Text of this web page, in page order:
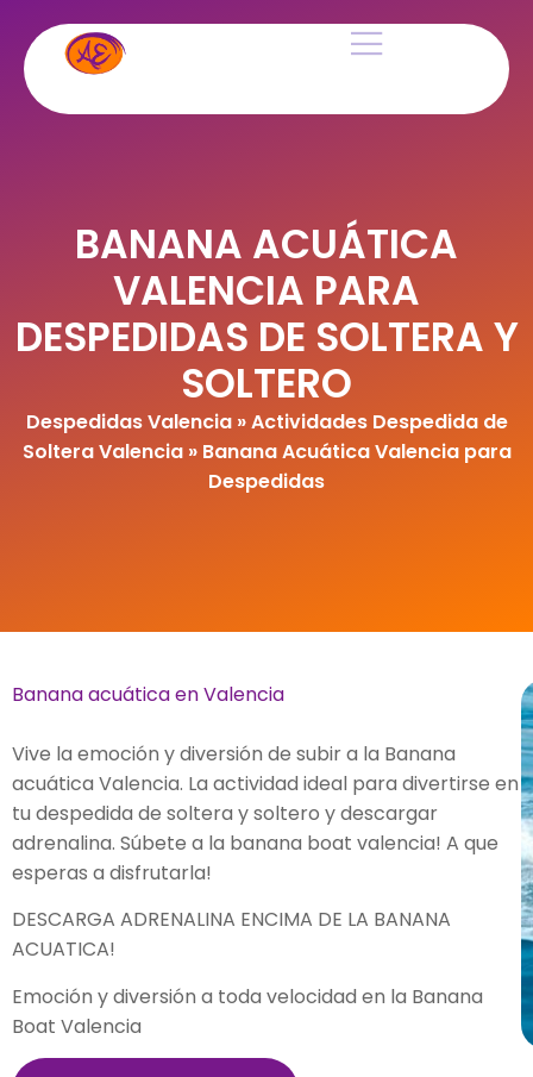
BANANA ACUÁTICA
VALENCIA PARA
DESPEDIDAS DE SOLTERA Y
SOLTERO
Despedidas Valencia»Actividades Despedida de
Soltera Valencia» Banana Acuática Valencia para
Despedidas
Banana acuática en Valencia
Vive la emoción y diversión de subir a la Banana
acuática Valencia. La actividad ideal para divertirse en
tu despedida de soltera y soltero y descargar
adrenalina. Súbete a la banana boat valencia! A que
esperas a disfrutarla!
DESCARGA ADRENALINA ENCIMA DE LA BANANA
ACUATICA!
Emoción y diversión a toda velocidad en la Banana
Boat Valencia